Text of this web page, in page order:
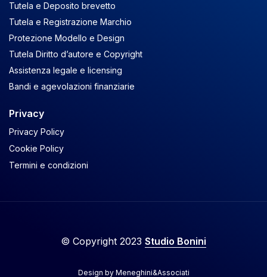
Tutela e Deposito brevetto
Tutela e Registrazione Marchio
Protezione Modello e Design
Tutela Diritto d’autore e Copyright
Assistenza legale e licensing
Bandi e agevolazioni finanziarie
Privacy
Privacy Policy
Cookie Policy
Termini e condizioni
© Copyright 2023 Studio Bonini
Design by Meneghini&Associati